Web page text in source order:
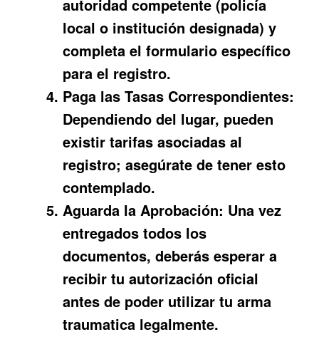
autoridad competente (policía
local o institución designada) y
completa el formulario específico
para el registro.
Paga las Tasas Correspondientes:
Dependiendo del lugar, pueden
existir tarifas asociadas al
registro; asegúrate de tener esto
contemplado.
Aguarda la Aprobación: Una vez
entregados todos los
documentos, deberás esperar a
recibir tu autorización oficial
antes de poder utilizar tu arma
traumatica legalmente.